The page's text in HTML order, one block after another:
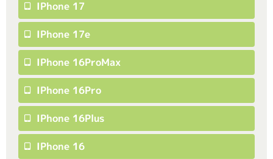
IPhone 17
IPhone 17e
IPhone 16ProMax
IPhone 16Pro
IPhone 16Plus
IPhone 16